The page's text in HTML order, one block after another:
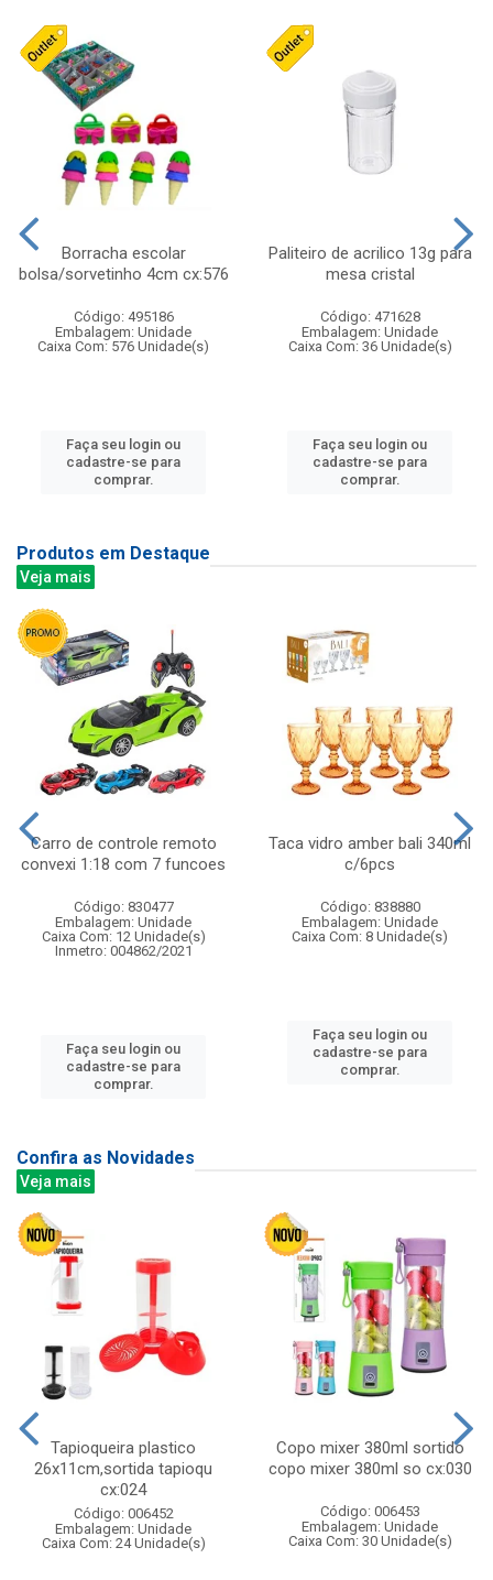
Borracha escolar
bolsa/sorvetinho 4cm cx:576
Código: 495186
Embalagem: Unidade
Caixa Com: 576 Unidade(s)
Faça seu login ou
cadastre-se para
comprar.
Paliteiro de acrilico 13g para
mesa cristal
Código: 471628
Embalagem: Unidade
Caixa Com: 36 Unidade(s)
Faça seu login ou
cadastre-se para
comprar.
Produtos em Destaque
Veja mais
Carro de controle remoto
convexi 1:18 com 7 funcoes
Código: 830477
Embalagem: Unidade
Caixa Com: 12 Unidade(s)
Inmetro: 004862/2021
Faça seu login ou
cadastre-se para
comprar.
Taca vidro amber bali 340ml
c/6pcs
Código: 838880
Embalagem: Unidade
Caixa Com: 8 Unidade(s)
Faça seu login ou
cadastre-se para
comprar.
Confira as Novidades
Veja mais
Tapioqueira plastico
26x11cm,sortida tapioqu
cx:024
Código: 006452
Embalagem: Unidade
Caixa Com: 24 Unidade(s)
Copo mixer 380ml sortido
copo mixer 380ml so cx:030
Código: 006453
Embalagem: Unidade
Caixa Com: 30 Unidade(s)